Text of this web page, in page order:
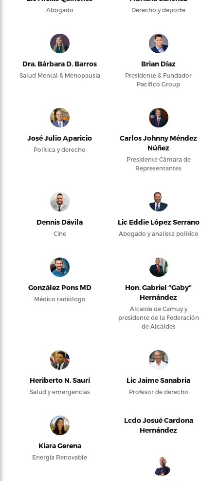
Abogado Derecho y deporte
Dra. Bárbara D. Barros
Salud Mental & Menopausia
Brian Díaz
Presidente & Fundador
Pacifico Group
José Julio Aparicio
Política y derecho
Carlos Johnny Méndez
Núñez
Presidente Cámara de
Representantes
Dennis Dávila
Cine
Lic Eddie López Serrano
Abogado y analista político
González Pons MD
Médico radiólogo
Hon. Gabriel “Gaby”
Hernández
Alcalde de Camuy y
presidente de la Federación
de Alcaldes
Heriberto N. Saurí
Salud y emergencias
Lic Jaime Sanabria
Profesor de derecho
Kiara Gerena
Energía Renovable
Lcdo Josué Cardona
Hernández